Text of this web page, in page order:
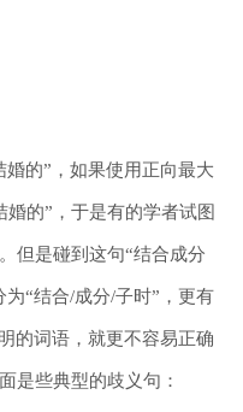
的”，如果使用正向最大
的”，于是有的学者试图
但是碰到这句“结合成分
“结合/成分/子时”，更有
的词语，就更不容易正确
是些典型的歧义句：